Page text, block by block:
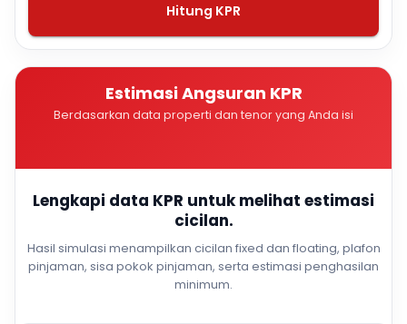
Hitung KPR
Estimasi Angsuran KPR
Berdasarkan data properti dan tenor yang Anda isi
Lengkapi data KPR untuk melihat estimasi
cicilan.
Hasil simulasi menampilkan cicilan fixed dan floating, plafon
pinjaman, sisa pokok pinjaman, serta estimasi penghasilan
minimum.